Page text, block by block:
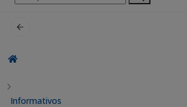
por:
Informativos